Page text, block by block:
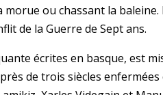
ou chassant la
de la Guerre de Sept ans.
écrites en basque, est
de trois siècles enfermées